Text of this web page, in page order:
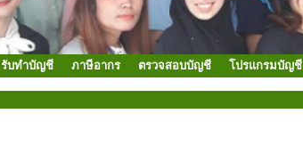
รับทำบัญชี ภาษีอากร ตรวจสอบบัญชี โปรแกรมบัญชี